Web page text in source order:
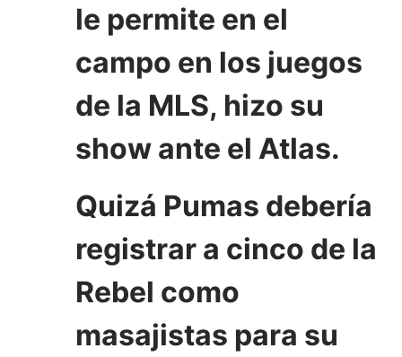
le permite en el
campo en los juegos
de la MLS, hizo su
show ante el Atlas.
Quizá Pumas debería
registrar a cinco de la
Rebel como
masajistas para su